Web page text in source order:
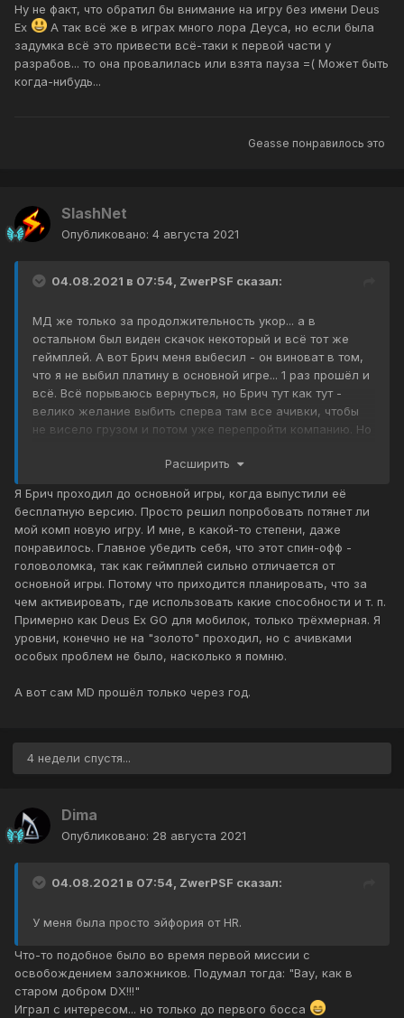
Ну не факт, что обратил бы внимание на игру без имени Deus
Ex
А так всё же в играх много лора Деуса, но если была
задумка всё это привести всё-таки к первой части у
разрабов... то она провалилась или взята пауза =( Может быть
когда-нибудь...
Geasse понравилось это
SlashNet
Опубликовано: 4 августа 2021
04.08.2021 в 07:54, ZwerPSF сказал:
МД же только за продолжительность укор... а в
остальном был виден скачок некоторый и всё тот же
геймплей. А вот Брич меня выбесил - он виноват в том,
что я не выбил платину в основной игре... 1 раз прошёл и
всё. Всё порываюсь вернуться, но Брич тут как тут -
велико желание выбить сперва там все ачивки, чтобы
не висело грузом и потом уже перепройти компанию. Но
выхожу из игры - не нравится геймплей
мне понравился меньше, чем ХР т.к. тот я прошел 3 раза
и 4-ый на пк поигрываю иногда - в неё приятно
возвращаться, как и в первую.
Расширить
Я Брич проходил до основной игры, когда выпустили её
бесплатную версию. Просто решил попробовать потянет ли
мой комп новую игру. И мне, в какой-то степени, даже
понравилось. Главное убедить себя, что этот спин-офф -
головоломка, так как геймплей сильно отличается от
основной игры. Потому что приходится планировать, что за
чем активировать, где использовать какие способности и т. п.
Примерно как Deus Ex GO для мобилок, только трёхмерная. Я
уровни, конечно не на "золото" проходил, но с ачивками
особых проблем не было, насколько я помню.
А вот сам MD прошёл только через год.
4 недели спустя...
Dima
Опубликовано: 28 августа 2021
04.08.2021 в 07:54, ZwerPSF сказал:
У меня была просто эйфория от HR.
Что-то подобное было во время первой миссии с
освобождением заложников. Подумал тогда: "Вау, как в
старом добром DX!!!"
Играл с интересом... но только до первого босса